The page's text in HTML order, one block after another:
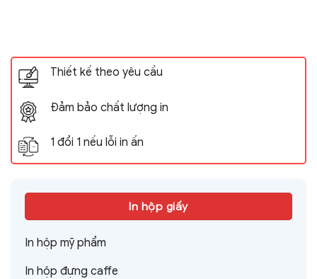
Thiết kế theo yêu cầu
Đảm bảo chất lượng in
1 đổi 1 nếu lỗi in ấn
In hộp giấy
In hộp mỹ phẩm
In hộp đựng caffe